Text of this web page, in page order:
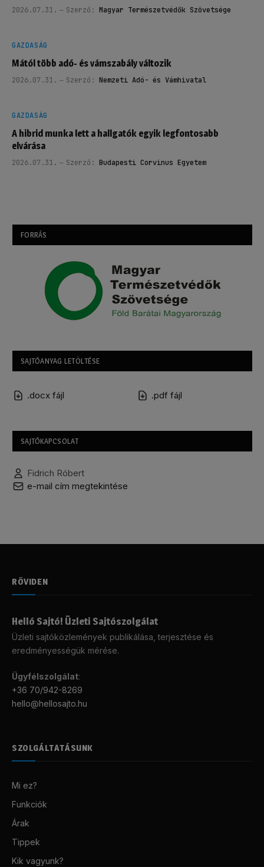
2026.07.31. Szerző: Magyar Természetvédők Szövetsége
GAZDASÁG
Mától több adó- és vámszabály változik
2026.07.31. Szerző: Nemzeti Adó- és Vámhivatal
GAZDASÁG
A hibrid munka lett a hallgatók egyik legfontosabb
elvárása
2026.07.31. Szerző: Budapesti Corvinus Egyetem
FORRÁS
SAJTÓANYAG LETÖLTÉSE
.docx fájl .pdf fájl
SAJTÓKAPCSOLAT
Fidrich Róbert
e-mail cím megtekintése
RÖVIDEN
Helló Sajtó! Üzleti Sajtószolgálat
Üzleti sajtóközlemények publikálása, terjesztése és
eredményességük mérése.
Ügyfélszolgálat:
+36 70/942-8269
hello@hellosajto.hu
SZOLGÁLTATÁSUNK
Mi ez?
Funkciók
Árak
Tippek
Kik vagyunk?